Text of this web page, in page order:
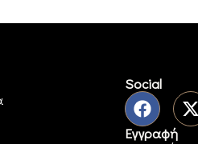
Social
Εγγραφή